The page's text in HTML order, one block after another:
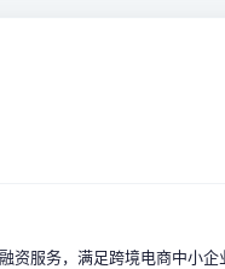
服务，满足跨境电商中小企